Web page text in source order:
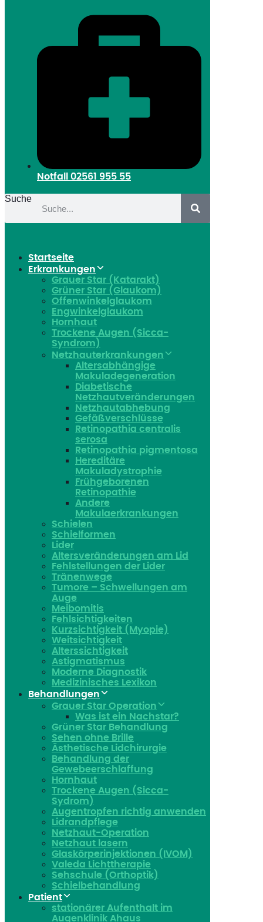
Notfall 02561 955 55
Suche
Startseite
Erkrankungen
Grauer Star (Katarakt)
Grüner Star (Glaukom)
Offenwinkelglaukom
Engwinkelglaukom
Hornhaut
Trockene Augen (Sicca-
Syndrom)
Netzhauterkrankungen
Altersabhängige
Makuladegeneration
Diabetische
Netzhautveränderungen
Netzhautabhebung
Gefäßverschlüsse
Retinopathia centralis
serosa
Retinopathia pigmentosa
Hereditäre
Makuladystrophie
Frühgeborenen
Retinopathie
Andere
Makulaerkrankungen
Schielen
Schielformen
Lider
Altersveränderungen am Lid
Fehlstellungen der Lider
Tränenwege
Tumore – Schwellungen am
Auge
Meibomitis
Fehlsichtigkeiten
Kurzsichtigkeit (Myopie)
Weitsichtigkeit
Alterssichtigkeit
Astigmatismus
Moderne Diagnostik
Medizinisches Lexikon
Behandlungen
Grauer Star Operation
Was ist ein Nachstar?
Grüner Star Behandlung
Sehen ohne Brille
Ästhetische Lidchirurgie
Behandlung der
Gewebeerschlaffung
Hornhaut
Trockene Augen (Sicca-
Sydrom)
Augentropfen richtig anwenden
Lidrandpflege
Netzhaut-Operation
Netzhaut lasern
Glaskörperinjektionen (IVOM)
Valeda Lichttherapie
Sehschule (Orthoptik)
Schielbehandlung
Patient
stationärer Aufenthalt im
Augenklinik Ahaus